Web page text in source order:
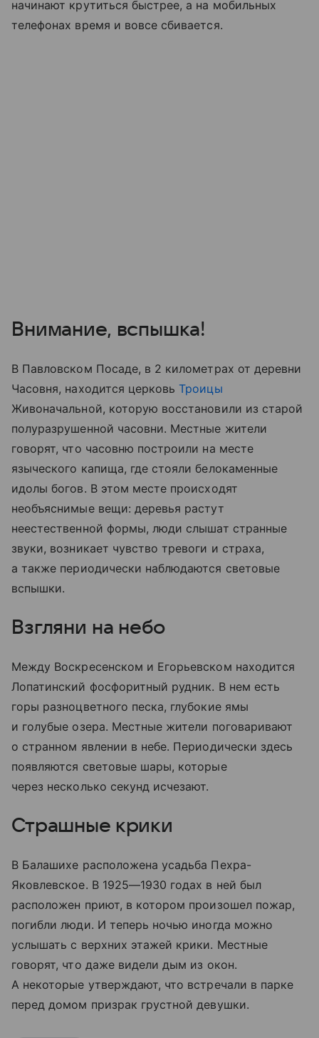
начинают крутиться быстрее, а на мобильных
телефонах время и вовсе сбивается.
Внимание, вспышка!
В Павловском Посаде, в 2 километрах от деревни
Часовня, находится церковь Троицы
Живоначальной, которую восстановили из старой
полуразрушенной часовни. Местные жители
говорят, что часовню построили на месте
языческого капища, где стояли белокаменные
идолы богов. В этом месте происходят
необъяснимые вещи: деревья растут
неестественной формы, люди слышат странные
звуки, возникает чувство тревоги и страха,
а также периодически наблюдаются световые
вспышки.
Взгляни на небо
Между Воскресенском и Егорьевском находится
Лопатинский фосфоритный рудник. В нем есть
горы разноцветного песка, глубокие ямы
и голубые озера. Местные жители поговаривают
о странном явлении в небе. Периодически здесь
появляются световые шары, которые
через несколько секунд исчезают.
Страшные крики
В Балашихе расположена усадьба Пехра-
Яковлевское. В 1925—1930 годах в ней был
расположен приют, в котором произошел пожар,
погибли люди. И теперь ночью иногда можно
услышать с верхних этажей крики. Местные
говорят, что даже видели дым из окон.
А некоторые утверждают, что встречали в парке
перед домом призрак грустной девушки.